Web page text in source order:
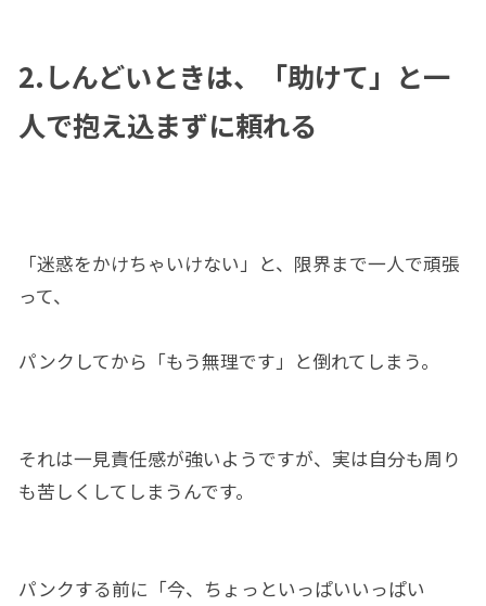
2.しんどいときは、「助けて」と一
人で抱え込まずに頼れる
「迷惑をかけちゃいけない」と、限界まで一人で頑張
って、
パンクしてから「もう無理です」と倒れてしまう。
それは一見責任感が強いようですが、実は自分も周り
も苦しくしてしまうんです。
パンクする前に「今、ちょっといっぱいいっぱい